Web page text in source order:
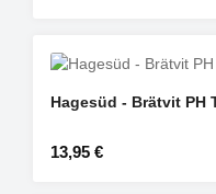
Hagesüd - Brätvit PH
Regulärer Preis:
13,95 €